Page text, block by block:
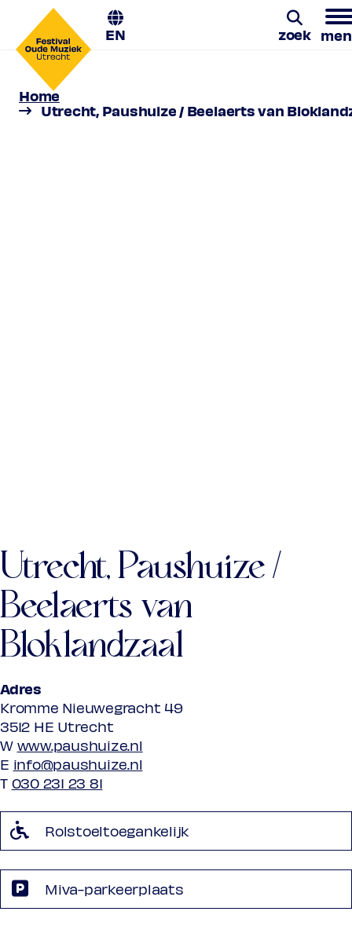
EN zoek
Zoeken
Utrecht, Paushuize /
Beelaerts van
Home
Utrecht, Paushuize / Beelaerts van
Utrecht, Paushuize /
Beelaerts van
Bloklandzaal
Adres
Kromme Nieuwegracht 49
3512 HE Utrecht
W www.paushuize.nl
E info@paushuize.nl
T 030 231 23 81
Rolstoeltoegankelijk
Miva-parkeerplaats